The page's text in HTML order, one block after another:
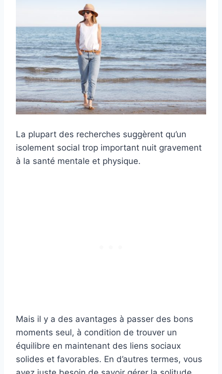
La plupart des recherches suggèrent qu’un
isolement social trop important nuit gravement
à la santé mentale et physique.
Mais il y a des avantages à passer des bons
moments seul, à condition de trouver un
équilibre en maintenant des liens sociaux
solides et favorables. En d’autres termes, vous